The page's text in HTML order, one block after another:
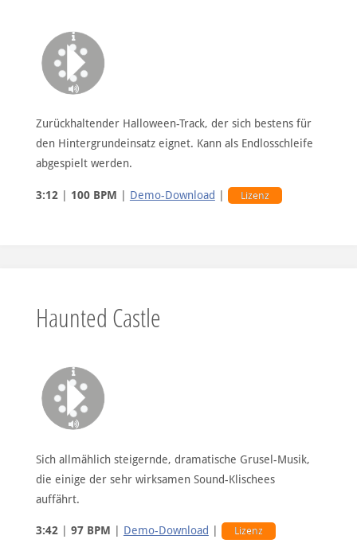
Zurückhaltender Halloween-Track, der sich bestens für
den Hintergrundeinsatz eignet. Kann als Endlosschleife
abgespielt werden.
3:12| 100 BPM Demo-Download Lizenz
Haunted Castle
Sich allmählich steigernde, dramatische Grusel-Musik,
die einige der sehr wirksamen Sound-Klischees
auffährt.
3:42| 97 BPM Demo-Download Lizenz